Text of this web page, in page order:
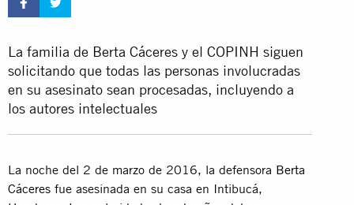
La familia de Berta Cáceres y el COPINH siguen
solicitando que todas las personas involucradas
en su asesinato sean procesadas, incluyendo a
los autores intelectuales
La noche del 2 de marzo de 2016, la defensora Berta
Cáceres fue asesinada en su casa en Intibucá,